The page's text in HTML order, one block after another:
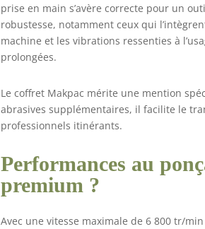
prise en main s’avère correcte pour un
robustesse, notamment ceux qui
machine et les vibrations ressenties à
prolongées.
Le coffret Makpac mérite une mention
abrasives supplémentaires, il facilite le
professionnels itinérants.
Performances au
premium ?
Avec une vitesse maximale de 6 800 tr/